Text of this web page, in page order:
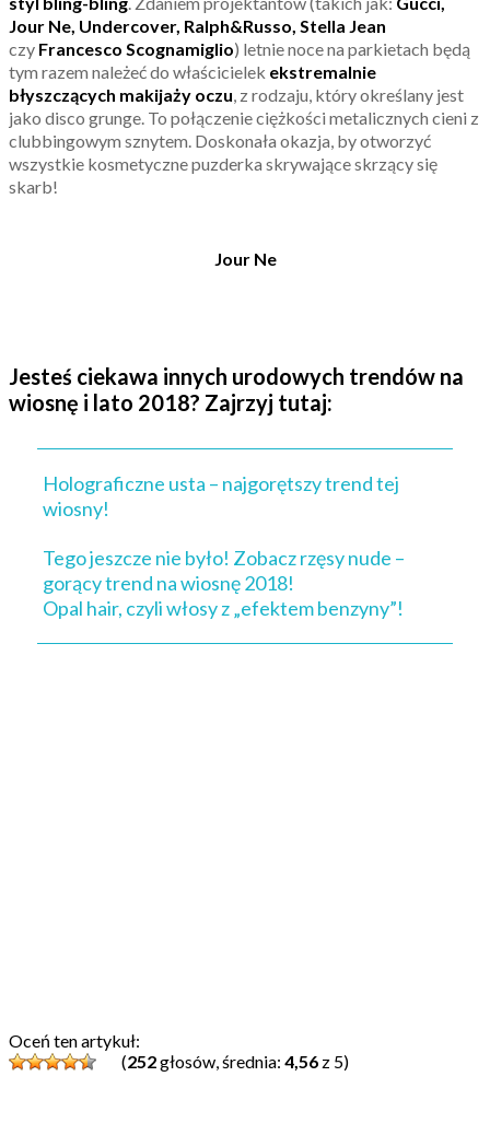
Jour Ne, Undercover, Ralph&Russo, Stella Jean
czy Francesco Scognamiglio) letnie noce na parkietach będą
tym razem należeć do właścicielek ekstremalnie
błyszczących makijaży oczu, z rodzaju, który określany jest
jako disco grunge. To połączenie ciężkości metalicznych cieni z
clubbingowym sznytem. Doskonała okazja, by otworzyć
wszystkie kosmetyczne puzderka skrywające skrzący się
skarb!
Jour Ne
Jesteś ciekawa innych urodowych trendów na
wiosnę i lato 2018? Zajrzyj tutaj:
Holograficzne usta – najgorętszy trend tej
wiosny!
Tego jeszcze nie było! Zobacz rzęsy nude –
gorący trend na wiosnę 2018!
Opal hair, czyli włosy z „efektem benzyny”!
Oceń ten artykuł:
(252głosów, średnia: 4,56 z 5)